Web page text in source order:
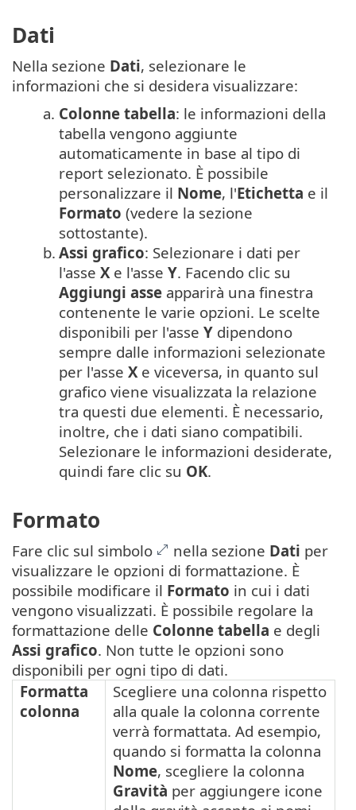
Dati
Nella sezione Dati, selezionare le
informazioni che si desidera visualizzare:
a. Colonne tabella: le informazioni della
tabella vengono aggiunte
automaticamente in base al tipo di
report selezionato. È possibile
personalizzare il Nome, l'Etichetta e il
Formato (vedere la sezione
sottostante).
b. Assi grafico: Selezionare i dati per
l'asse Xe l'asse Y. Facendo clic su
Aggiungi asse apparirà una finestra
contenente le varie opzioni. Le scelte
disponibili per l'asse Y dipendono
sempre dalle informazioni selezionate
per l'asse Xe viceversa, in quanto sul
grafico viene visualizzata la relazione
tra questi due elementi. È necessario,
inoltre, che i dati siano compatibili.
Selezionare le informazioni desiderate,
quindi fare clic su OK.
Formato
Fare clic sul simbolo nella sezione Dati per
visualizzare le opzioni di formattazione. È
possibile modificare il Formato in cui i dati
vengono visualizzati. È possibile regolare la
formattazione delle Colonne tabella e degli
Assi grafico. Non tutte le opzioni sono
disponibili per ogni tipo di dati.
Formatta
colonna
Scegliere una colonna rispetto
alla quale la colonna corrente
verrà formattata. Ad esempio,
quando si formatta la colonna
Nome, scegliere la colonna
Gravità per aggiungere icone